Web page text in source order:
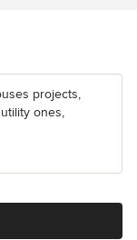
projects,
ones,